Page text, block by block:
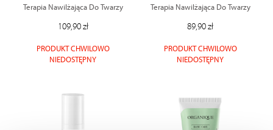
Terapia Nawilżająca Do Twarzy
109,90 zł
PRODUKT CHWILOWO
NIEDOSTĘPNY
Terapia Nawilżająca Do Twarzy
89,90 zł
PRODUKT CHWILOWO
NIEDOSTĘPNY